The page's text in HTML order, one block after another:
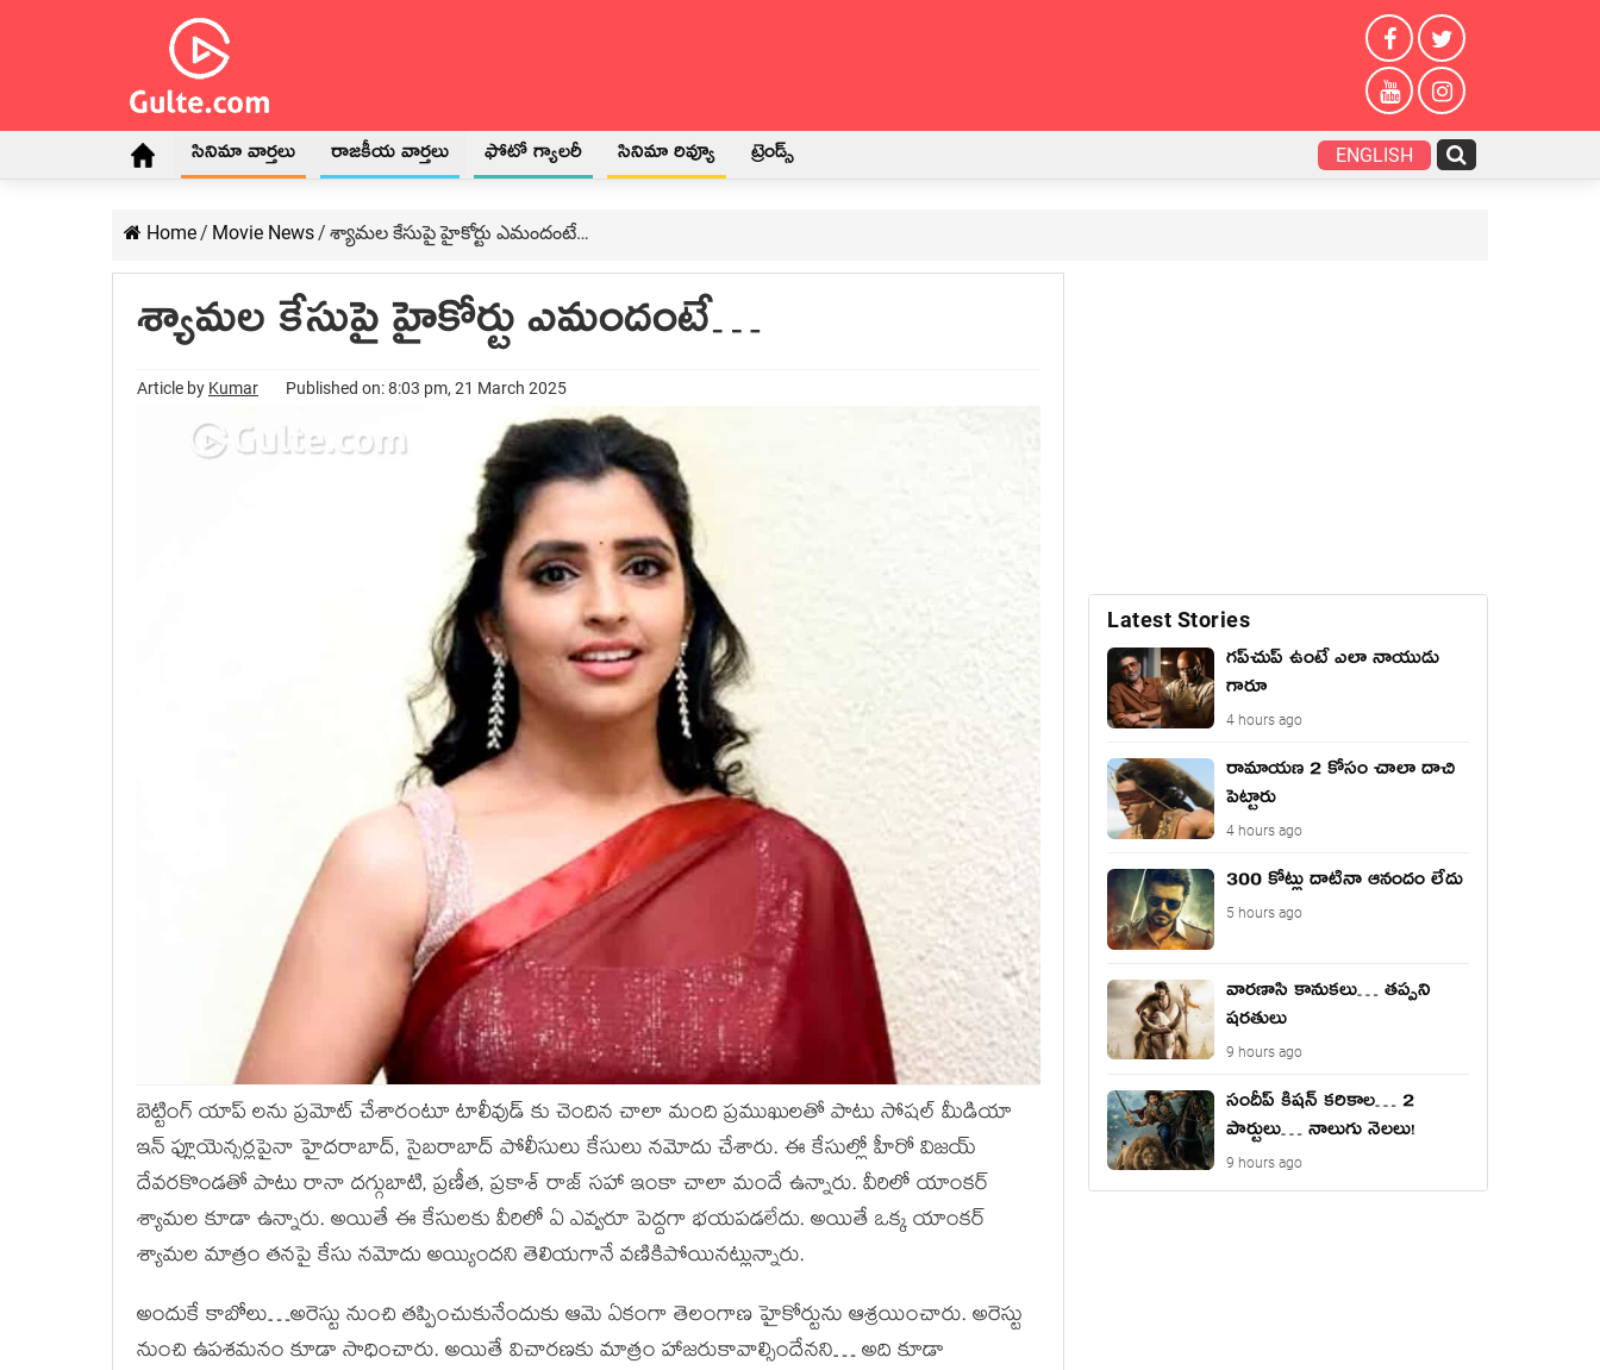
సినిమా వార్తలు రాజకీయ వార్తలు ఫోటో గ్యాలరీ సినిమా రివ్యూ ట్రెండ్స్ ENGLISH
Home/ Movie News/ శ్యామల కేసుపై హైకోర్టు ఎమందంటే…
శ్యామల కేసుపై హైకోర్టు ఎమందంటే…
Article by Kumar Published on: 8:03 pm, 21 March 2025
బెట్టింగ్ యాప్ లను ప్రమోట్ చేశారంటూ టాలీవుడ్ కు చెందిన చాలా మంది ప్రముఖులతో పాటు సోషల్ మీడియా
ఇన్ ఫ్లూయెన్సర్లపైనా హైదరాబాద్, సైబరాబాద్ పోలీసులు కేసులు నమోదు చేశారు. ఈ కేసుల్లో హీరో విజయ్
దేవరకొండతో పాటు రానా దగ్గుబాటి, ప్రణీత, ప్రకాశ్ రాజ్ సహా ఇంకా చాలా మందే ఉన్నారు. వీరిలో యాంకర్
శ్యామల కూడా ఉన్నారు. అయితే ఈ కేసులకు వీరిలో ఏ ఎవ్వరూ పెద్దగా భయపడలేదు. అయితే ఒక్క యాంకర్
శ్యామల మాత్రం తనపై కేసు నమోదు అయ్యిందని తెలియగానే వణికిపోయినట్లున్నారు.
అందుకే కాబోలు…అరెస్టు నుంచి తప్పించుకునేందుకు ఆమె ఏకంగా తెలంగాణ హైకోర్టును ఆశ్రయించారు. అరెస్టు
నుంచి ఉపశమనం కూడా సాధించారు. అయితే విచారణకు మాత్రం హాజరుకావాల్సిందేనని… అది కూడా
Latest Stories
గప్‌చుప్ ఉంటే ఎలా నాయుడు
గారూ
4 hours ago
రామాయణ 2 కోసం చాలా దాచి
పెట్టారు
4 hours ago
300 కోట్లు దాటినా ఆనందం లేదు
5 hours ago
వారణాసి కానుకలు… తప్పని
షరతులు
9 hours ago
సందీప్ కిషన్ కరికాల… 2
పార్టులు… నాలుగు నెలలు!
9 hours ago